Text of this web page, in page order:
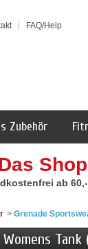
FAQ/Help
Zubehör
ab 60,-
> Grenade
Tank